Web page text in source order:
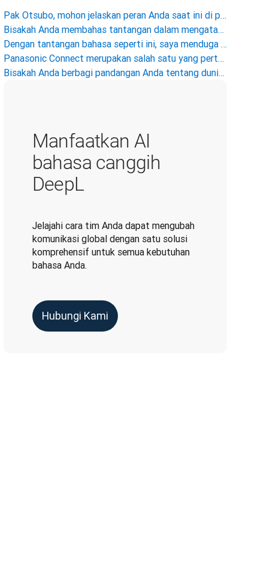
Pak Otsubo, mohon jelaskan peran Anda saat ini di perusahaan dan lingkup tanggung jawab Anda?
Bisakah Anda membahas tantangan dalam mengatasi hambatan bahasa?
Dengan tantangan bahasa seperti ini, saya menduga Anda menggunakan fungsi terjemahan DeepL Pro. Apa Anda bisa menceritakan cara hal itu mengubah bisnis Anda?
Panasonic Connect merupakan salah satu yang pertama mencoba DeepL Write Pro. Bisakah Anda beritahu kami cara Anda menggunakannya?
Bisakah Anda berbagi pandangan Anda tentang dunia seperti apa yang menurut Anda ada di luar hambatan bahasa?
Manfaatkan AI
bahasa canggih
DeepL
Jelajahi cara tim Anda dapat mengubah
komunikasi global dengan satu solusi
komprehensif untuk semua kebutuhan
bahasa Anda.
Hubungi Kami